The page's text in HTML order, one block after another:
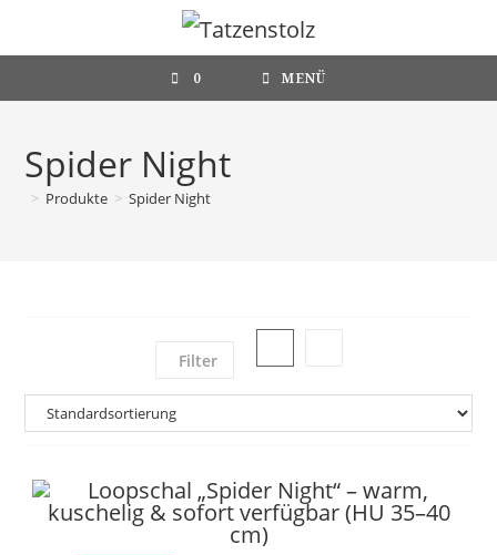
0 MENÜ
Spider Night
> Produkte > Spider Night
Filter